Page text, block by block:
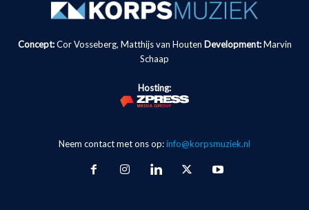
Concept:Cor Vosseberg, Matthijs van Houten Development: Marvin
Schaap
Hosting:
Neem contact met ons op:info@korpsmuziek.nl